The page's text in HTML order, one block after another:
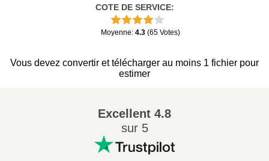
COTE DE SERVICE:
Moyenne: 4.3 (65 Votes)
Vous devez convertir et télécharger au moins 1 fichier pour
estimer
Excellent 4.8
sur 5